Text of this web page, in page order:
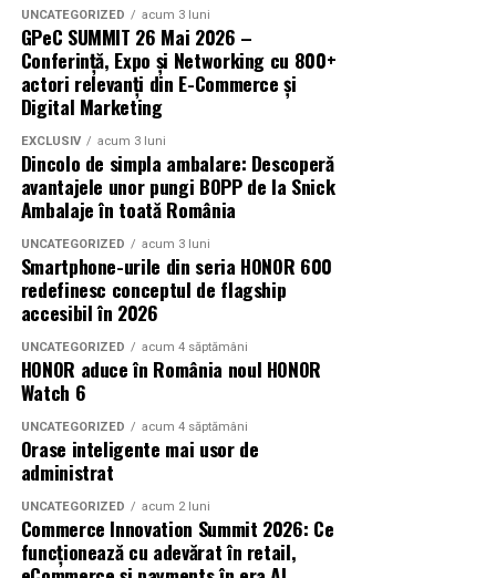
Site oficial:inpieleamea.ro
Mai multe detalii, imagini de la filmări, fragmente din
film, declarații din partea actorilor și informații despre
concursuri sunt disponibile pe paginile social media ale
filmului deFacebook
Adrian Pădurețu semnează imaginea filmului. De sunet
s-a ocupat Bogdan Ivanovici, de scenografie Anca
Miron, iar de costume Francisca Vass.
„În Pielea Mea”este un film produs de: CB MOTION
PICTURES.
Producător asociat: MAGNETIC MEDIA PRODUCTIONS
Producător: Claudiu Boboc
Producător executiv: Adela Mara
Manager producție: Iulia Cezara Roșu
Casting: ELEPHANT MEDIA
UNCATEGORIZED acum 3 luni
GPeC SUMMIT 26 Mai 2026 –
Conferință, Expo și Networking cu 800+
actori relevanți din E-Commerce și
Digital Marketing
EXCLUSIV acum 3 luni
Dincolo de simpla ambalare: Descoperă
avantajele unor pungi BOPP de la Snick
Ambalaje în toată România
UNCATEGORIZED acum 3 luni
Smartphone-urile din seria HONOR 600
redefinesc conceptul de flagship
accesibil în 2026
UNCATEGORIZED acum 4 săptămâni
HONOR aduce în România noul HONOR
Watch 6
UNCATEGORIZED acum 4 săptămâni
Orase inteligente mai usor de
administrat
UNCATEGORIZED acum 2 luni
Commerce Innovation Summit 2026: Ce
funcționează cu adevărat în retail,